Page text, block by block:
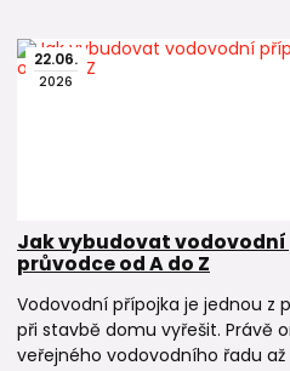
22.06.
2026
Jak vybudovat
průvodce od A do Z
Vodovodní přípojka je jednou z
při stavbě domu vyřešit. Právě
veřejného vodovodního řadu až